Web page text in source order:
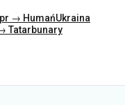
→ HumańUkraina
Tatarbunary